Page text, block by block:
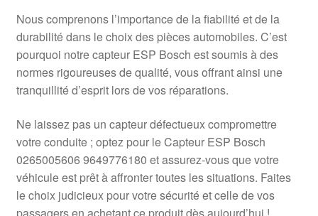
Nous comprenons l’importance de la fiabilité et de la
durabilité dans le choix des pièces automobiles. C’est
pourquoi notre capteur ESP Bosch est soumis à des
normes rigoureuses de qualité, vous offrant ainsi une
tranquillité d’esprit lors de vos réparations.
Ne laissez pas un capteur défectueux compromettre
votre conduite ; optez pour le Capteur ESP Bosch
0265005606 9649776180 et assurez-vous que votre
véhicule est prêt à affronter toutes les situations. Faites
le choix judicieux pour votre sécurité et celle de vos
passagers en achetant ce produit dès aujourd’hui !